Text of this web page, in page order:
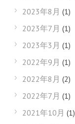
2023年8月 (1)
2023年7月 (1)
2023年3月 (1)
2022年9月 (1)
2022年8月 (2)
2022年7月 (1)
2021年10月 (1)